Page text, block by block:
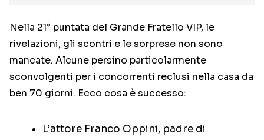
Nella 21° puntata del Grande Fratello VIP, le
rivelazioni, gli scontri e le sorprese non sono
mancate. Alcune persino particolarmente
sconvolgenti per i concorrenti reclusi nella casa da
ben 70 giorni. Ecco cosa è successo:
L’attore Franco Oppini, padre di